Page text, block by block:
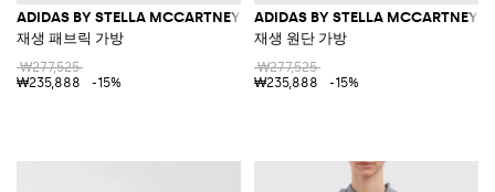
ADIDAS BY STELLA MCCARTNEY
재생 패브릭 가방
₩277,525
₩235,888
-15%
ADIDAS BY STELLA MCCARTNEY
재생 원단 가방
₩277,525
₩235,888
-15%